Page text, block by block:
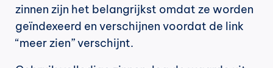
zinnen zijn het belangrijkst omdat ze worden
geïndexeerd en verschijnen voordat de link
“meer zien” verschijnt.